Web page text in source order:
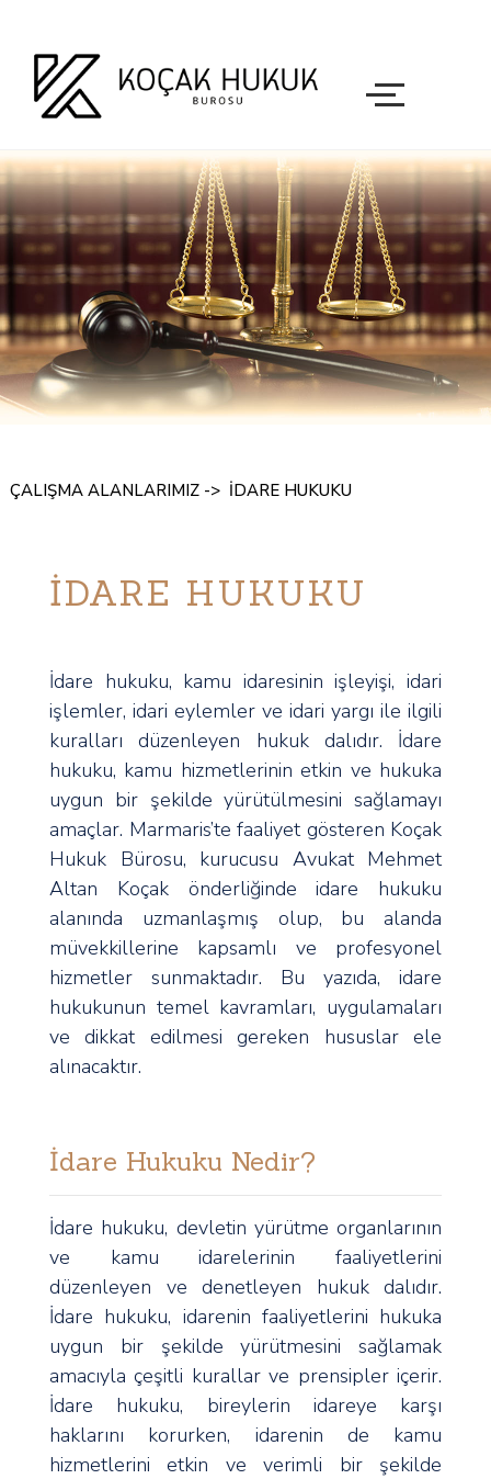
ÇALIŞMA ALANLARIMIZ -> İDARE HUKUKU
İDARE HUKUKU
İdare hukuku, kamu idaresinin işleyişi, idari
işlemler, idari eylemler ve idari yargı ile ilgili
kuralları düzenleyen hukuk dalıdır. İdare
hukuku, kamu hizmetlerinin etkin ve hukuka
uygun bir şekilde yürütülmesini sağlamayı
amaçlar. Marmaris’te faaliyet gösteren Koçak
Hukuk Bürosu, kurucusu Avukat Mehmet
Altan Koçak önderliğinde idare hukuku
alanında uzmanlaşmış olup, bu alanda
müvekkillerine kapsamlı ve profesyonel
hizmetler sunmaktadır. Bu yazıda, idare
hukukunun temel kavramları, uygulamaları
ve dikkat edilmesi gereken hususlar ele
alınacaktır.
İdare Hukuku Nedir?
İdare hukuku, devletin yürütme organlarının
ve kamu idarelerinin faaliyetlerini
düzenleyen ve denetleyen hukuk dalıdır.
İdare hukuku, idarenin faaliyetlerini hukuka
uygun bir şekilde yürütmesini sağlamak
amacıyla çeşitli kurallar ve prensipler içerir.
İdare hukuku, bireylerin idareye karşı
haklarını korurken, idarenin de kamu
hizmetlerini etkin ve verimli bir şekilde